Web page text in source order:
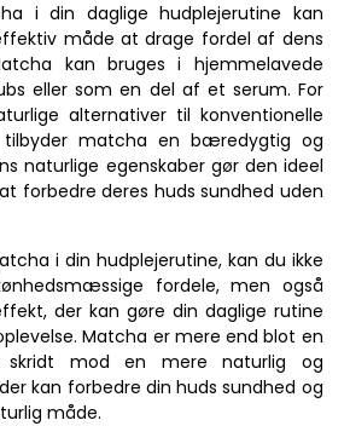
i din daglige hudplejerutine kan
måde at drage fordel af dens
kan bruges i hjemmelavede
eller som en del af et serum. For
alternativer til konventionelle
tilbyder matcha en bæredygtig og
naturlige egenskaber gør den ideel
forbedre deres huds sundhed uden
i din hudplejerutine, kan du ikke
fordele, men også
der kan gøre din daglige rutine
Matcha er mere end blot en
mod en mere naturlig og
kan forbedre din huds sundhed og
måde.